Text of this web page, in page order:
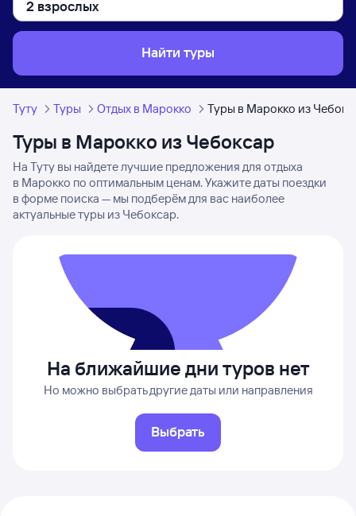
Найти туры
Туту Туры Отдых в Марокко Туры в Марокко из
Туры в Марокко из Чебоксар
На Туту вы найдете лучшие предложения для отдыха
в Марокко по оптимальным ценам. Укажите даты поездки
в форме поиска — мы подберём для вас наиболее
актуальные туры из Чебоксар.
На ближайшие дни туров нет
Но можно выбрать другие даты или направления
Выбрать